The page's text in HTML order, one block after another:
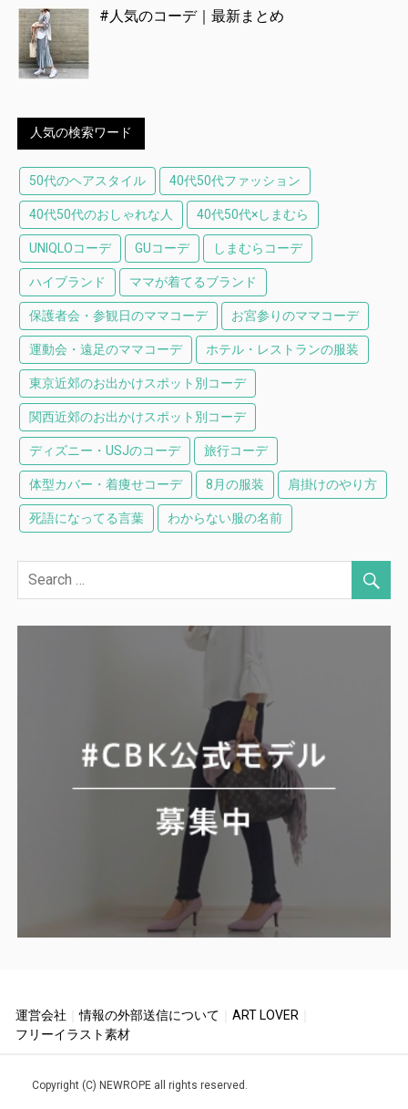
#人気のコーデ｜最新まとめ
人気の検索ワード
50代のヘアスタイル 40代50代ファッション
40代50代のおしゃれな人 40代50代×しまむら
UNIQLOコーデ GUコーデ しまむらコーデ
ハイブランド ママが着てるブランド
保護者会・参観日のママコーデ お宮参りのママコーデ
運動会・遠足のママコーデ ホテル・レストランの服装
東京近郊のお出かけスポット別コーデ
関西近郊のお出かけスポット別コーデ
ディズニー・USJのコーデ 旅行コーデ
体型カバー・着痩せコーデ 8月の服装 肩掛けのやり方
死語になってる言葉 わからない服の名前
運営会社 ｜情報の外部送信について ART LOVER｜
フリーイラスト素材
Copyright (C) NEWROPE all rights reserved.